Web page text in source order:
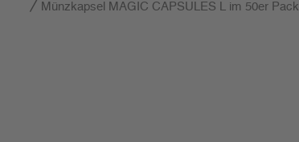
Münzkapsel MAGIC CAPSULES L im 50er Pack